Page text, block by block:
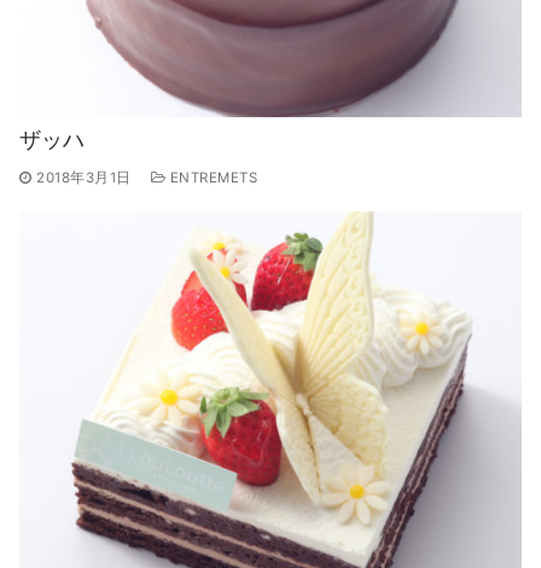
ザッハ
2018年3月1日 ENTREMETS